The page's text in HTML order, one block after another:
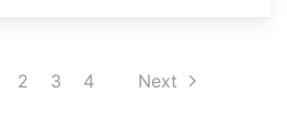
2 3 4 Next